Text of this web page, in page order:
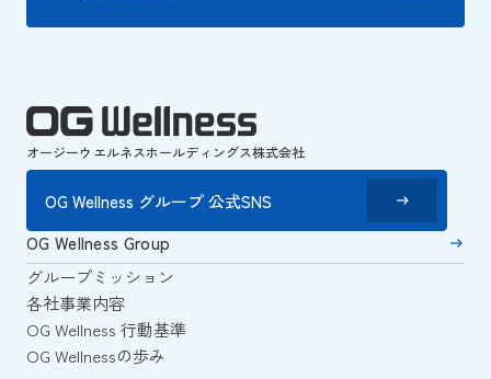
オージーウエルネスホールディングス株式会社
OG Wellness グループ 公式SNS
OG Wellness Group
グループミッション
各社事業内容
OG Wellness 行動基準
OG Wellnessの歩み